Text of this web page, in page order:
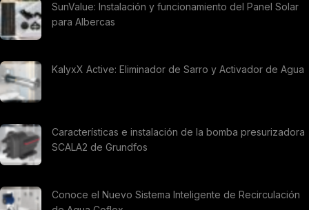
SunValue: Instalación y funcionamiento del Panel Solar
para Albercas
KalyxX Active: Eliminador de Sarro y Activador de Agua
Características e instalación de la bomba presurizadora
SCALA2 de Grundfos
Conoce el Nuevo Sistema Inteligente de Recirculación